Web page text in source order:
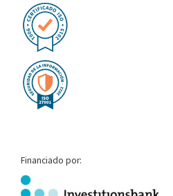
Financiado por: